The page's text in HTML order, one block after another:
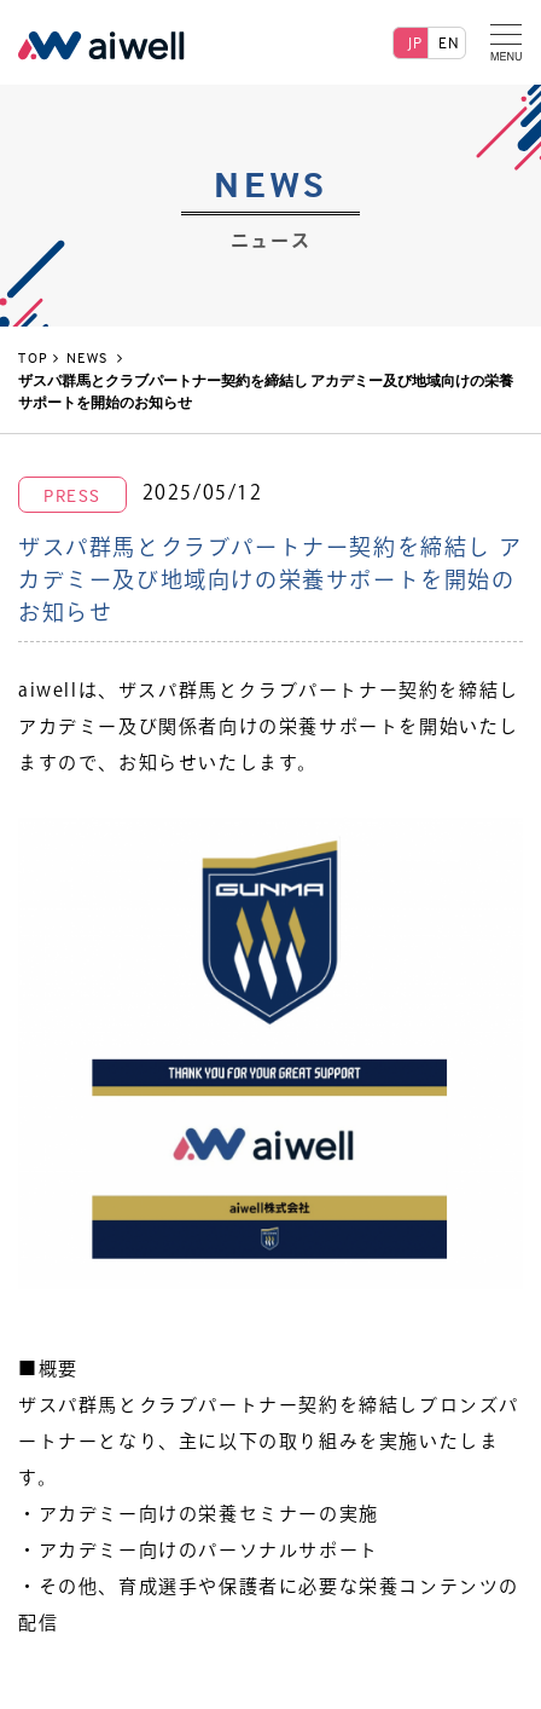
JP EN
NEWS
ニュース
TOP
NEWS
ザスパ群馬とクラブパートナー契約を締結し アカデミー及び地域向けの栄養
サポートを開始のお知らせ
PRESS 2025/05/12
ザスパ群馬とクラブパートナー契約を締結し ア
カデミー及び地域向けの栄養サポートを開始の
お知らせ
aiwellは、ザスパ群馬とクラブパートナー契約を締結し
アカデミー及び関係者向けの栄養サポートを開始いたし
ますので、お知らせいたします。
■概要
ザスパ群馬とクラブパートナー契約を締結しブロンズパ
ートナーとなり、主に以下の取り組みを実施いたしま
す。
・アカデミー向けの栄養セミナーの実施
・アカデミー向けのパーソナルサポート
・その他、育成選手や保護者に必要な栄養コンテンツの
配信